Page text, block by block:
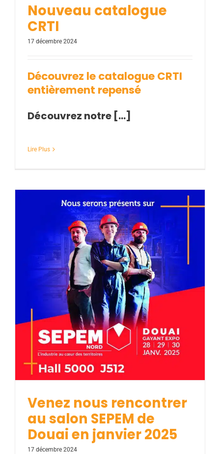
Nouveau catalogue
CRTI
17 décembre 2024
Découvrez le catalogue CRTI
entièrement repensé
Découvrez notre […]
Lire Plus
Venez nous rencontrer au salon SEPEM de
Douai en janvier 2025
Actualités
Venez nous rencontrer
au salon SEPEM de
Douai en janvier 2025
17 décembre 2024